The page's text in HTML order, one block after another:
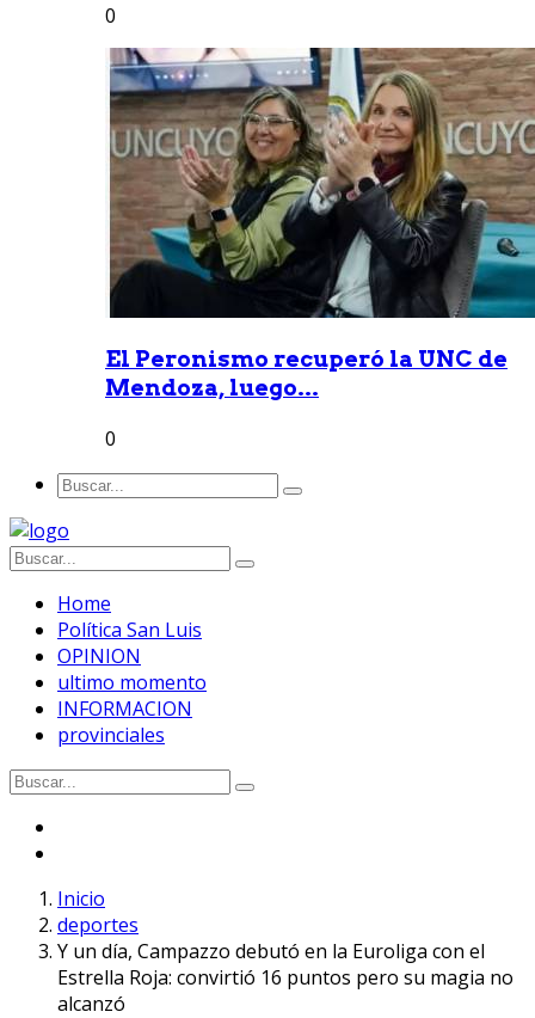
0
El Peronismo recuperó la UNC de
Mendoza, luego...
0
Home
Política San Luis
OPINION
ultimo momento
INFORMACION
provinciales
Inicio
deportes
Y un día, Campazzo debutó en la Euroliga con el
Estrella Roja: convirtió 16 puntos pero su magia no
alcanzó